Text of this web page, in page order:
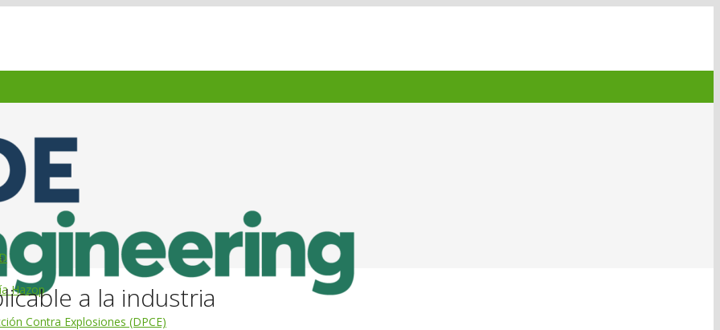
Hazop
Contra Explosiones (DPCE)
a la industria